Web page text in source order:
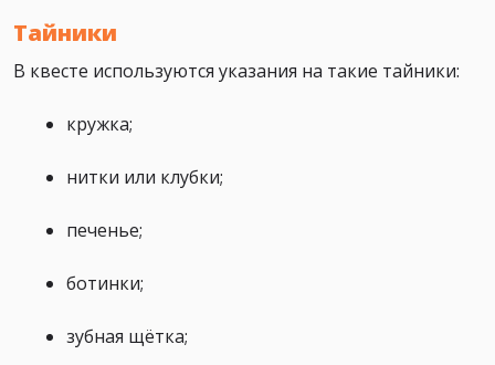
Тайники
В квесте используются указания на такие тайники:
кружка;
нитки или клубки;
печенье;
ботинки;
зубная щётка;